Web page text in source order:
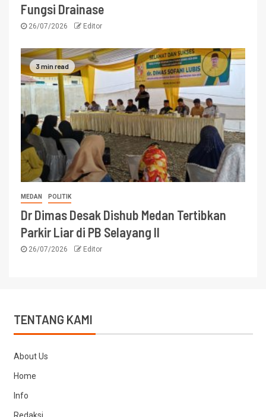
Fungsi Drainase
26/07/2026 Editor
3 min read
MEDAN POLITIK
Dr Dimas Desak Dishub Medan Tertibkan
Parkir Liar di PB Selayang II
26/07/2026 Editor
TENTANG KAMI
About Us
Home
Info
Redaksi